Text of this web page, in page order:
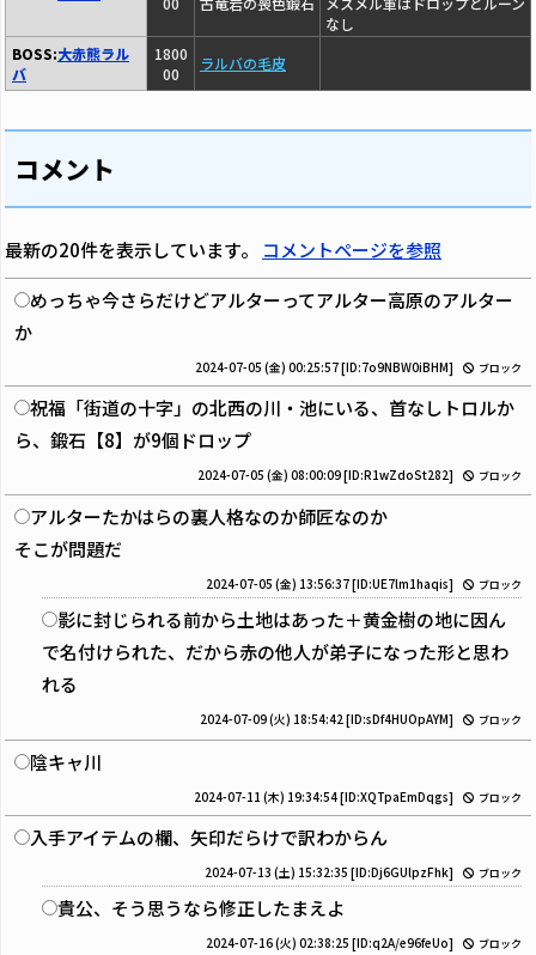
なし
BOSS:大赤熊ラル
バ
1800
00
ラルバの毛皮
コメント
最新の20件を表示しています。 コメントページを参照
めっちゃ今さらだけどアルターってアルター高原のアルター
か
2024-07-05 (金) 00:25:57[ID:7o9NBW0iBHM] ブロック
祝福「街道の十字」の北西の川・池にいる、首なしトロルか
ら、鍛石【8】が9個ドロップ
2024-07-05 (金) 08:00:09[ID:R1wZdoSt282] ブロック
アルターたかはらの裏人格なのか師匠なのか
そこが問題だ
2024-07-05 (金) 13:56:37[ID:UE7lm1haqis] ブロック
影に封じられる前から土地はあった＋黄金樹の地に因ん
で名付けられた、だから赤の他人が弟子になった形と思わ
れる
2024-07-09 (火) 18:54:42 [ID:sDf4HUOpAYM] ブロック
陰キャ川
2024-07-11 (木) 19:34:54[ID:XQTpaEmDqgs] ブロック
入手アイテムの欄、矢印だらけで訳わからん
2024-07-13 (土) 15:32:35 [ID:Dj6GUlpzFhk] ブロック
貴公、そう思うなら修正したまえよ
2024-07-16 (火) 02:38:25 [ID:q2A/e96feUo] ブロック